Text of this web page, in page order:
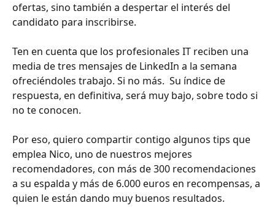
ofertas, sino también a despertar el interés del
candidato para inscribirse.
Ten en cuenta que los profesionales IT reciben una
media de tres mensajes de LinkedIn a la semana
ofreciéndoles trabajo. Si no más.  Su índice de
respuesta, en definitiva, será muy bajo, sobre todo si
no te conocen.
Por eso, quiero compartir contigo algunos tips que
emplea Nico, uno de nuestros mejores
recomendadores, con más de 300 recomendaciones
a su espalda y más de 6.000 euros en recompensas, a
quien le están dando muy buenos resultados.